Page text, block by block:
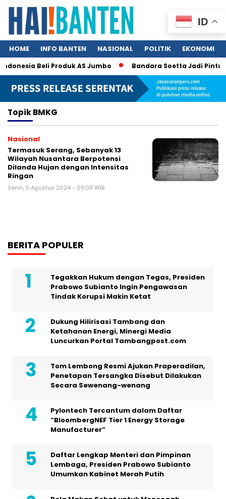
HOME INFO BANTEN NASIONAL POLITIK EKONOMI
Beli Produk AS Jumbo Bandara Soetta Jadi Pintu
TopikBMKG
Nasional
Termasuk Serang, Sebanyak 13
Wilayah Nusantara Berpotensi
Dilanda Hujan dengan Intensitas
Ringan
Senin, 5 Agustus 2024 - 09:08 WIB
BERITA POPULER
Tegakkan Hukum dengan Tegas, Presiden
Prabowo Subianto Ingin Pengawasan
Tindak Korupsi Makin Ketat
Dukung Hilirisasi Tambang dan
Ketahanan Energi, Minergi Media
Luncurkan Portal Tambangpost.com
Tom Lembong Resmi Ajukan Praperadilan,
Penetapan Tersangka Disebut Dilakukan
Secara Sewenang-wenang
Pylontech Tercantum dalam Daftar
“BloombergNEF Tier 1 Energy Storage
Manufacturer”
Daftar Lengkap Menteri dan Pimpinan
Lembaga, Presiden Prabowo Subianto
Umumkan Kabinet Merah Putih
ID